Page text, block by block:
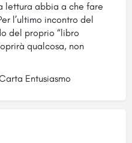
lettura abbia a che fare
l’ultimo incontro del
del proprio “libro
qualcosa, non
Entusiasmo